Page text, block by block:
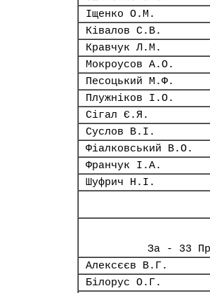
Іщенко О.М.
Ківалов С.В.
Кравчук Л.М.
Мокроусов А.О.
Песоцький М.Ф.
Плужніков І.О.
Сігал Є.Я.
Суслов В.І.
Фіалковський В.О.
Франчук І.А.
Шуфрич Н.І.
За - 33
Алексєєв В.Г.
Білорус О.Г.